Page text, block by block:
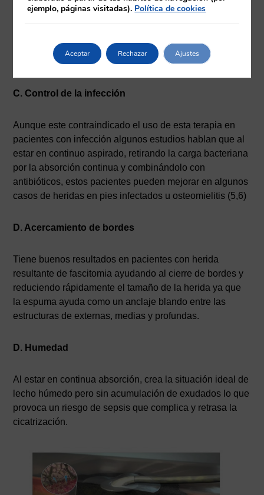
angiogénesis y mejora el flujo sanguíneo microvascular,
mejorando así pacientes con injertos o pie diabético
C. Control de la infección
Aunque este contraindicado el uso de esta terapia en
pacientes con infección algunos estudios hablan que al
estar en continuo aspirado, retirando la carga bacteriana
por la absorción continua y combinándolo con
antibióticos, estos pacientes pueden mejorar en algunos
casos de heridas en pies infectados u osteomielitis (5,6)
D. Acercamiento de bordes
Tiene buenos resultados en pacientes con herida
resultante de fascitomia ayudando al cierre de bordes y
reduciendo rápidamente el tamaño de la herida ya que
la espuma ayuda como un anclaje blando entre las
estructuras de externas, medias y profundas.
D. Humedad
Al estar en continua absorción, crea la situación ideal de
lecho húmedo pero sin acumulación de exudados lo que
provoca un riesgo de sepsis que complica y retrasa la
cicatrización.
ejemplo, páginas visitadas). Política de cookies
Aceptar Rechazar Ajustes